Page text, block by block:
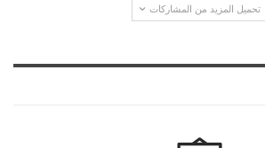
تحميل المزيد من المشاركات